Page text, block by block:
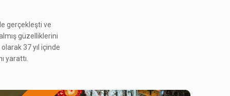
gerçekleşti ve
güzelliklerini
37 yıl içinde
yarattı.
PERA'DA 6-7 EYLÜL